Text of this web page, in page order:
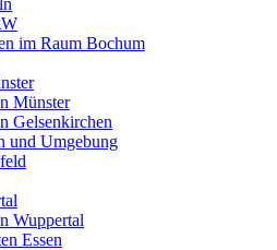
im Raum Bochum
Münster
Gelsenkirchen
und Umgebung
Wuppertal
Essen